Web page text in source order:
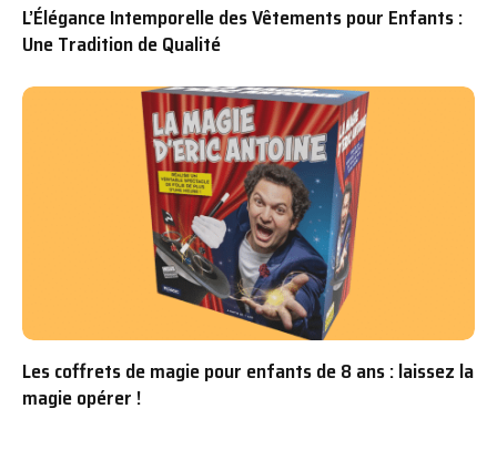
L’Élégance Intemporelle des Vêtements pour Enfants :
Une Tradition de Qualité
Les coffrets de magie pour enfants de 8 ans : laissez la
magie opérer !